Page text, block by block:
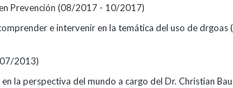
Prevención (08/2017 - 10/2017)
e intervenir en la temática del uso de drgoas
2013)
en la perspectiva del mundo a cargo del Dr. Christian